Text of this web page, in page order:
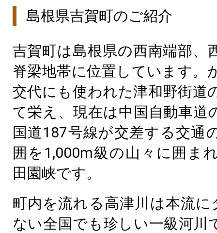
島根県吉賀町のご紹介
吉賀町は島根県の西南端部、
脊梁地帯に位置しています。
交代にも使われた津和野街道
て栄え、現在は中国自動車道
国道187号線が交差する交通
囲を1,000m級の山々に囲ま
田園峡です。
町内を流れる高津川は本流
ない全国でも珍しい一級河川